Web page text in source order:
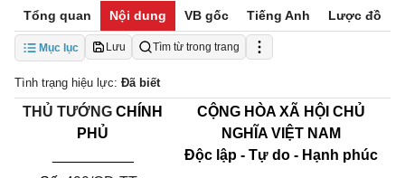
Tổng quan Nội dung VB gốc Tiếng Anh Lược đồ
Mục lục Lưu Tìm từ trong trang
Tình trạng hiệu lực: Đã biết
THỦ TƯỚNG CHÍNH
PHỦ
CỘNG HÒA XÃ HỘI CHỦ
NGHĨA VIỆT NAM
Độc lập - Tự do - Hạnh phúc